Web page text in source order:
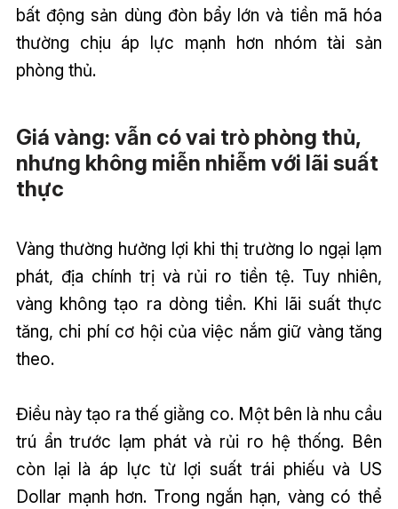
bất động sản dùng đòn bẩy lớn và tiền mã hóa
thường chịu áp lực mạnh hơn nhóm tài sản
phòng thủ.
Giá vàng: vẫn có vai trò phòng thủ,
nhưng không miễn nhiễm với lãi suất
thực
Vàng thường hưởng lợi khi thị trường lo ngại lạm
phát, địa chính trị và rủi ro tiền tệ. Tuy nhiên,
vàng không tạo ra dòng tiền. Khi lãi suất thực
tăng, chi phí cơ hội của việc nắm giữ vàng tăng
theo.
Điều này tạo ra thế giằng co. Một bên là nhu cầu
trú ẩn trước lạm phát và rủi ro hệ thống. Bên
còn lại là áp lực từ lợi suất trái phiếu và US
Dollar mạnh hơn. Trong ngắn hạn, vàng có thể